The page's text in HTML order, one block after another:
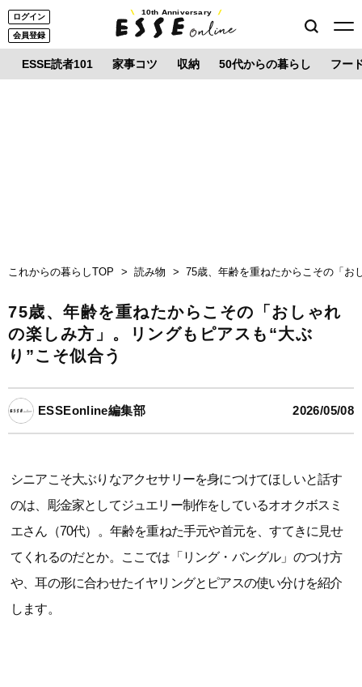
ログイン
会員登録
10th Anniversary
ESSE読者101 家事コツ 収納 50代からの暮らし フー
これからの暮らしTOP 読み物 75歳、年齢を重ねたからこその「お
75歳、年齢を重ねたからこその「おしゃれ
の楽しみ方」。リングもピアスも“大ぶ
り”こそ似合う
ESSEonline編集部 2026/05/08
シニアこそ大ぶりなアクセサリーを身につけてほしいと話す
のは、彫金家としてジュエリー制作をしているオオクボスミ
エさん（70代）。年齢を重ねた手元や首元を、すてきに見せ
てくれるのだとか。ここでは「リング・バングル」のつけ方
や、耳の形に合わせたイヤリングとピアスの使い分けを紹介
します。